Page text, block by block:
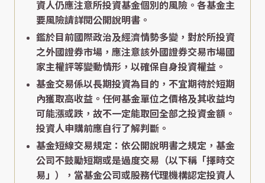
資人仍應注意所投資基金個別的風險。各基金主
要風險請詳閱公開說明書。
鑑於目前國際政治及經濟情勢多變，對於所投資
之外國證券市場，應注意該外國證券交易市場國
家主權評等變動情形，以確保自身投資權益。
基金交易係以長期投資為目的，不宜期待於短期
內獲取高收益。任何基金單位之價格及其收益均
可能漲或跌，故不一定能取回全部之投資金額。
投資人申購前應自行了解判斷。
基金短線交易規定：依公開說明書之規定，基金
公司不鼓勵短期或是過度交易（以下稱「擇時交
易」），當基金公司或股務代理機構認定投資人